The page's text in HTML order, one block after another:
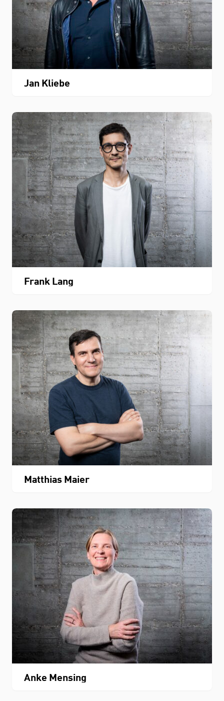
FACHBEREICH
THEMEN
Personenverzeichnis
Fachbereichskalender
Downloads
Kontakt
Jan Kliebe
Frank Lang
Matthias Maier
Anke Mensing